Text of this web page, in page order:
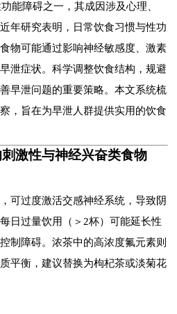
能障碍之一，其成因涉及心理、
年研究表明，日常饮食习惯与性功
物可能通过影响神经敏感度、激素
泄症状。科学调整饮食结构，规避
早泄问题的重要策略。本文系统梳
，旨在为早泄人群提供实用的饮食
激性与神经兴奋类食物
可过度激活交感神经系统，导致阴
日过量饮用（＞2杯）可能延长性
制障碍。浓茶中的高浓度氟元素则
平衡，建议替换为枸杞茶或淡菊花